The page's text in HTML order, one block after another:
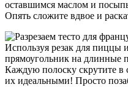
оставшимся маслом и
Опять сложите вдвое и
Используя резак для пиццы
прямоугольник на длинные
Каждую полоску скрутите в
их идеальными! Просто